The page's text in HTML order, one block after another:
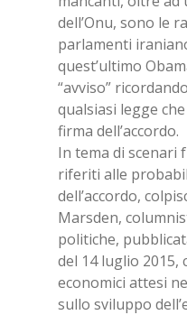
dell’Onu, sono le
parlamenti
quest’ultimo
“avviso”
qualsiasi legge
firma dell’accordo.
In tema di scenari
riferiti alle
dell’accordo,
Marsden,
politiche,
del 14 luglio
economici attesi
sullo sviluppo